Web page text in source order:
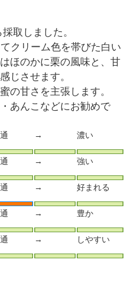
取しました。
クリーム色を帯びた白い
ほのかに栗の風味と、甘
じさせます。
の甘さを主張します。
あんこなどにお勧めで
→ 濃い
→ 強い
→ 好まれる
→ 豊か
→ しやすい